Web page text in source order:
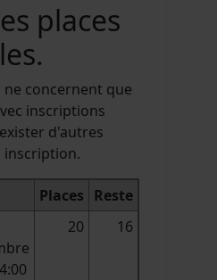
places
concernent que
inscriptions
d'autres
inscription.
Places Reste
20 16